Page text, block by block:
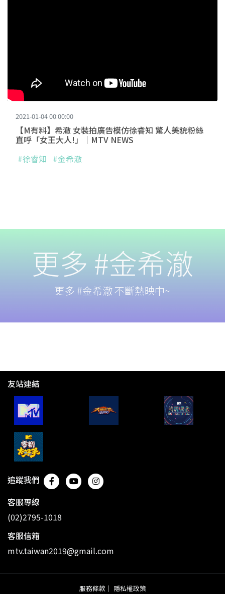
2021-01-04 00:00:00
【M有料】希澈 女裝拍廣告模仿徐睿知 驚人美貌粉絲
直呼「女王大人!」｜MTV NEWS
#徐睿知 #金希澈
更多 #金希澈
更多 #金希澈 不斷熱映中~
友站連結
追蹤我們
客服專線
(02)2795-1018
客服信箱
mtv.taiwan2019@gmail.com
服務條款 ｜ 隱私權政策